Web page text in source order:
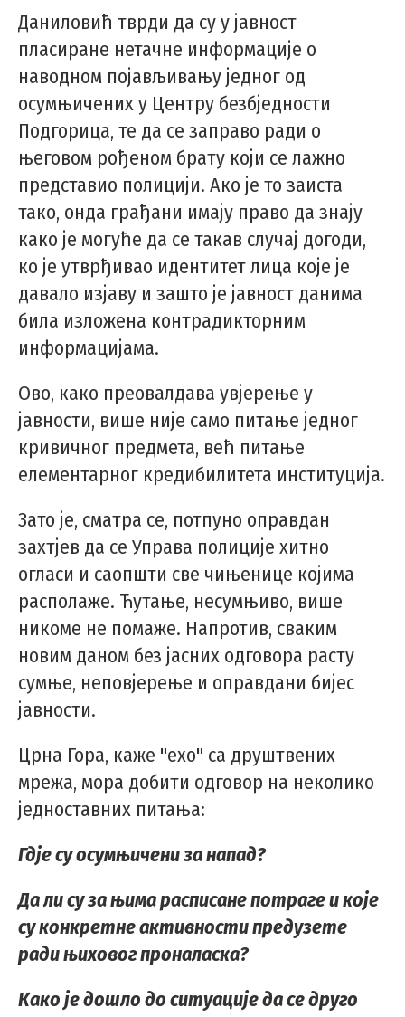
Даниловић тврди да су у јавност
пласиране нетачне информације о
наводном појављивању једног од
осумњичених у Центру безбједности
Подгорица, те да се заправо ради о
његовом рођеном брату који се лажно
представио полицији. Ако је то заиста
тако, онда грађани имају право да знају
како је могуће да се такав случај догоди,
ко је утврђивао идентитет лица које је
давало изјаву и зашто је јавност данима
била изложена контрадикторним
информацијама.
Ово, како преовалдава увјерење у
јавности, више није само питање једног
кривичног предмета, већ питање
елементарног кредибилитета институција.
Зато је, сматра се, потпуно оправдан
захтјев да се Управа полиције хитно
огласи и саопшти све чињенице којима
располаже. Ћутање, несумњиво, више
никоме не помаже. Напротив, сваким
новим даном без јасних одговора расту
сумње, неповјерење и оправдани бијес
јавности.
Црна Гора, каже "ехо" са друштвених
мрежа, мора добити одговор на неколико
једноставних питања:
Гдје су осумњичени за напад?
Да ли су за њима расписане потраге и које
су конкретне активности предузете
ради њиховог проналаска?
Како је дошло до ситуације да се друго